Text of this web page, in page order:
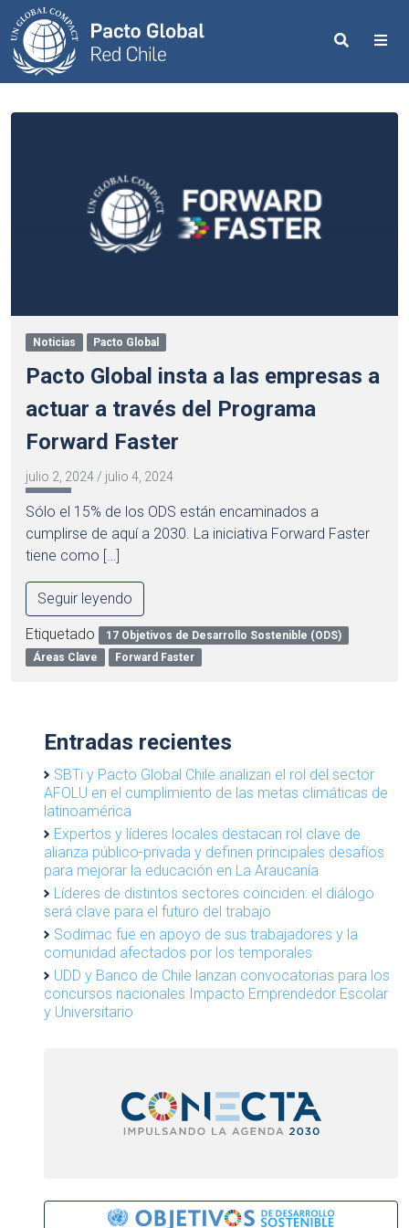
Search
Noticias Pacto Global
Pacto Global insta a las empresas a
actuar a través del Programa
Forward Faster
julio 2, 2024/ julio 4, 2024
Sólo el 15% de los ODS están encaminados a
cumplirse de aquí a 2030. La iniciativa Forward Faster
tiene como […]
Seguir leyendo
Etiquetado
17 Objetivos de Desarrollo Sostenible (ODS)
Áreas Clave
Forward Faster
Entradas recientes
SBTi y Pacto Global Chile analizan el rol del sector
AFOLU en el cumplimiento de las metas climáticas de
latinoamérica
Expertos y líderes locales destacan rol clave de
alianza público-privada y definen principales desafíos
para mejorar la educación en La Araucanía
Líderes de distintos sectores coinciden: el diálogo
será clave para el futuro del trabajo
Sodimac fue en apoyo de sus trabajadores y la
comunidad afectados por los temporales
UDD y Banco de Chile lanzan convocatorias para los
concursos nacionales Impacto Emprendedor Escolar
y Universitario